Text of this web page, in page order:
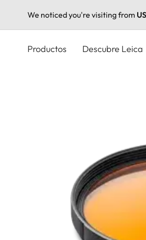
We noticed you're visiting from
Productos Descubre Leica